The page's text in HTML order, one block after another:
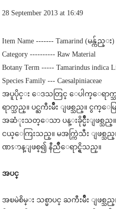
28 September 2013 at 16:49
Item Name ------- Tamarind (မန္က်ည္း)
Category ---------- Raw Material
Botany Term ----- Tamarindus indica
Species Family --- Caesalpiniaceae
အပူပိုင္း ေဒသတြင္ ေပါက္ေရာ
ရာက္သည္။ ပင္ႀကီးမ်ိဳး ျဖစ္သည္။ ငွက္
အဆံုးသတ္ေသာ ပန္းခိုင္မ်ိဳးျဖစ္သ
ငယ္ေကြးသည္။ မအက္ကြဲသီး ျဖ
ဏၭာန္ျဖစ္၍ နီညိဳေရာင္ရွိသည္။
အပင္
အၿမဲစိမ္း သစ္မာပင္ ႀကီးမ်ိဳး ျဖစ္